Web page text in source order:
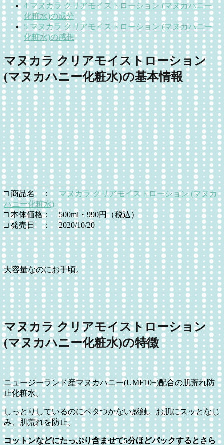
4マヌカラ クリアモイストローション (マヌカハニー
化粧水)の成分
5マヌカラ クリアモイストローション (マヌカハニー
化粧水)の感想
マヌカラ クリアモイストローション
(マヌカハニー化粧水)の基本情報
—————————
□ 商品名 ：マヌカラ クリアモイストローション (マヌカ
ハニー化粧水)
□ 本体価格： 500ml・990円（税込）
□ 発売日 ： 2020/10/20
—————————
大容量なのにお手頃。
マヌカラ クリアモイストローション
(マヌカハニー化粧水)の特徴
ニュージーランド産マヌカハニー(UMF10+)配合の肌荒れ防
止化粧水。
しっとりしているのにベタつかない感触。お肌にスッとなじ
み、肌荒れを防止。
コットンなどにたっぷり含ませて5分ほどパックするとさら